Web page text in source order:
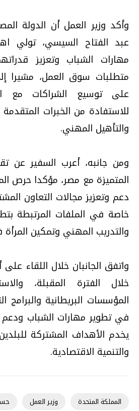
وأكد وزير العمل أن الدولة
عبد الفتاح السيسي، تولي
مهارات الشباب وتعزيز
متطلبات سوق العمل، مشيرا
على توسيع الشراكات مع
للاستفادة من الخبرات
والتأهيل المهني.
ومن جانبه، أعرب السفير عن
المتميزة مع مصر، مؤكدا حرص
دعم وتعزيز مجالات التعاون
خاصة في الملفات المرتبطة
والتدريب المهني وتمكين
واتفق الجانبان خلال اللقاء على
خلال الفترة المقبلة،
المؤسسات البريطانية والبرامج
في تطوير مهارات الشباب ودعم
يخدم الأهداف المشتركة
والتنمية الاقتصادية.
المملكة المتحدة وزير العمل